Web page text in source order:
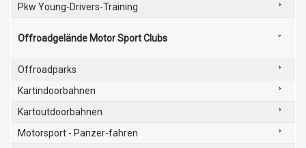
Pkw Young-Drivers-Training
Offroadgelände Motor Sport Clubs
Offroadparks
Kartindoorbahnen
Kartoutdoorbahnen
Motorsport - Panzer-fahren